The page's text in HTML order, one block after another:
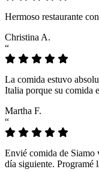
Hermoso restaurante
Christina A.
“
La comida estuvo
Italia porque su comida
Martha F.
“
Envié comida de Siamo
día siguiente. Programé